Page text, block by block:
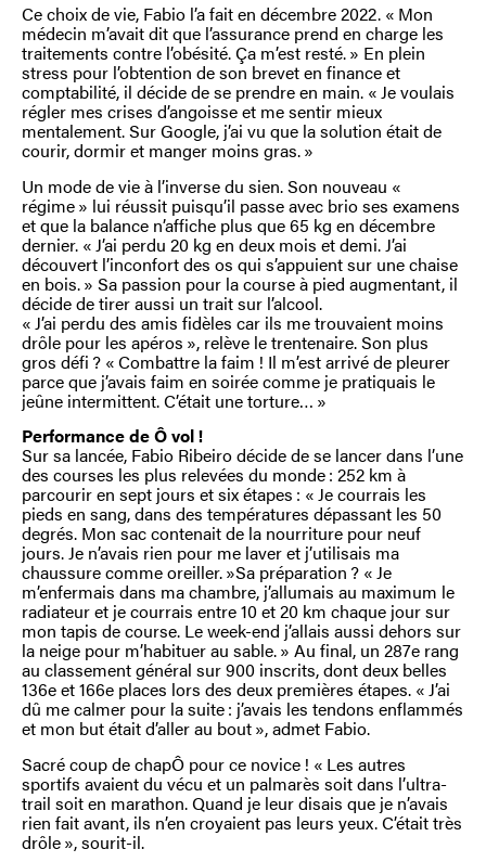
Ce choix de vie, Fabio l’a fait en décembre 2022. « Mon
médecin m’avait dit que l’assurance prend en charge les
traitements contre l’obésité. Ça m’est resté. » En plein
stress pour l’obtention de son brevet en finance et
comptabilité, il décide de se prendre en main. « Je voulais
régler mes crises d’angoisse et me sentir mieux
mentalement. Sur Google, j’ai vu que la solution était de
courir, dormir et manger moins gras. »
Un mode de vie à l’inverse du sien. Son nouveau «
régime » lui réussit puisqu’il passe avec brio ses examens
et que la balance n’affiche plus que 65 kg en décembre
dernier. « J’ai perdu 20 kg en deux mois et demi. J’ai
découvert l’inconfort des os qui s’appuient sur une chaise
en bois. » Sa passion pour la course à pied augmentant, il
décide de tirer aussi un trait sur l’alcool.
« J’ai perdu des amis fidèles car ils me trouvaient moins
drôle pour les apéros », relève le trentenaire. Son plus
gros défi ? « Combattre la faim ! Il m’est arrivé de pleurer
parce que j’avais faim en soirée comme je pratiquais le
jeûne intermittent. C’était une torture… »
Performance de Ô vol !
Sur sa lancée, Fabio Ribeiro décide de se lancer dans l’une
des courses les plus relevées du monde : 252 km à
parcourir en sept jours et six étapes : « Je courrais les
pieds en sang, dans des températures dépassant les 50
degrés. Mon sac contenait de la nourriture pour neuf
jours. Je n’avais rien pour me laver et j’utilisais ma
chaussure comme oreiller. »Sa préparation ? « Je
m’enfermais dans ma chambre, j’allumais au maximum le
radiateur et je courrais entre 10 et 20 km chaque jour sur
mon tapis de course. Le week-end j’allais aussi dehors sur
la neige pour m’habituer au sable. » Au final, un 287e rang
au classement général sur 900 inscrits, dont deux belles
136e et 166e places lors des deux premières étapes. « J’ai
dû me calmer pour la suite : j’avais les tendons enflammés
et mon but était d’aller au bout », admet Fabio.
Sacré coup de chapÔ pour ce novice ! « Les autres
sportifs avaient du vécu et un palmarès soit dans l’ultra-
trail soit en marathon. Quand je leur disais que je n’avais
rien fait avant, ils n’en croyaient pas leurs yeux. C’était très
drôle », sourit-il.